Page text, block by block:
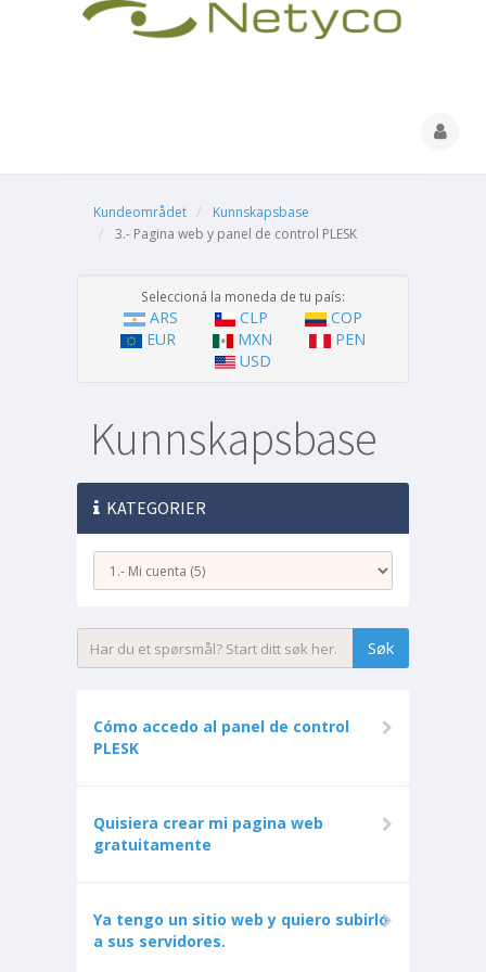
Kundeområdet
Kunnskapsbase
3.- Pagina web y panel de control PLESK
Seleccioná la moneda de tu país:
ARS CLP
COP
EUR
MXN
PEN
USD
Kunnskapsbase
KATEGORIER
Cómo accedo al panel de control
PLESK
Quisiera crear mi pagina web
gratuitamente
Ya tengo un sitio web y quiero subirlo
a sus servidores.